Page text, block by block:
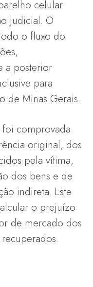
celular
judicial. O
o fluxo do
a posterior
para
de Minas Gerais.
comprovada
original, dos
pela vítima,
dos bens e de
indireta. Este
o prejuízo
de mercado dos